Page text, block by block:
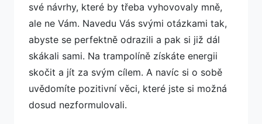
své návrhy, které by třeba vyhovovaly mně,
ale ne Vám. Navedu Vás svými otázkami tak,
abyste se perfektně odrazili a pak si již dál
skákali sami. Na trampolíně získáte energii
skočit a jít za svým cílem. A navíc si o sobě
uvědomíte pozitivní věci, které jste si možná
dosud nezformulovali.